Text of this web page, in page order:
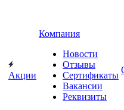
Акции
Компания
Новости
Отзывы
Сертификаты
Вакансии
Реквизиты